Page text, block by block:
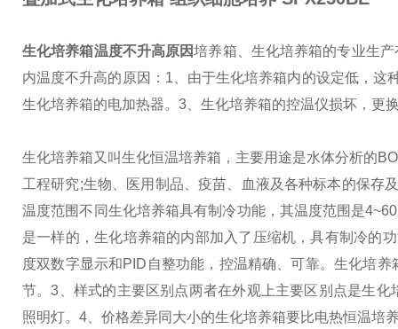
生化培养箱温度不升高原因培养箱、生化培养箱的专业生
内温度不升高的原因： 1、由于生化培养箱内的设定低，这
生化培养箱的电加热器。 3、生化培养箱的控温仪损坏，更
生化培养箱又叫生化恒温培养箱，主要用途是水体分析的
工程研究;生物、医用制品、疫苗、血液及各种标本的保存
温度范围不同生化培养箱具有制冷功能，其温度范围是
是一样的，生化培养箱的内部加入了压缩机，具有制冷的
度双数字显示和PID自整功能，控温精确、可靠。生化培
节。3、样式的主要区别点两者在外观上主要区别点是生
照明灯。 4、价格差异同大小的生化培养箱要比电热恒温培